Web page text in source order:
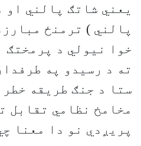
یعني شاتګ پالني او
پالني ) ترمنځ
خوا نیولي د پرمختګ
ته د رسیدو په
ستا د جنګ طریقه
مخامخ نظامي تقابل
پریږدي نو دا معنا